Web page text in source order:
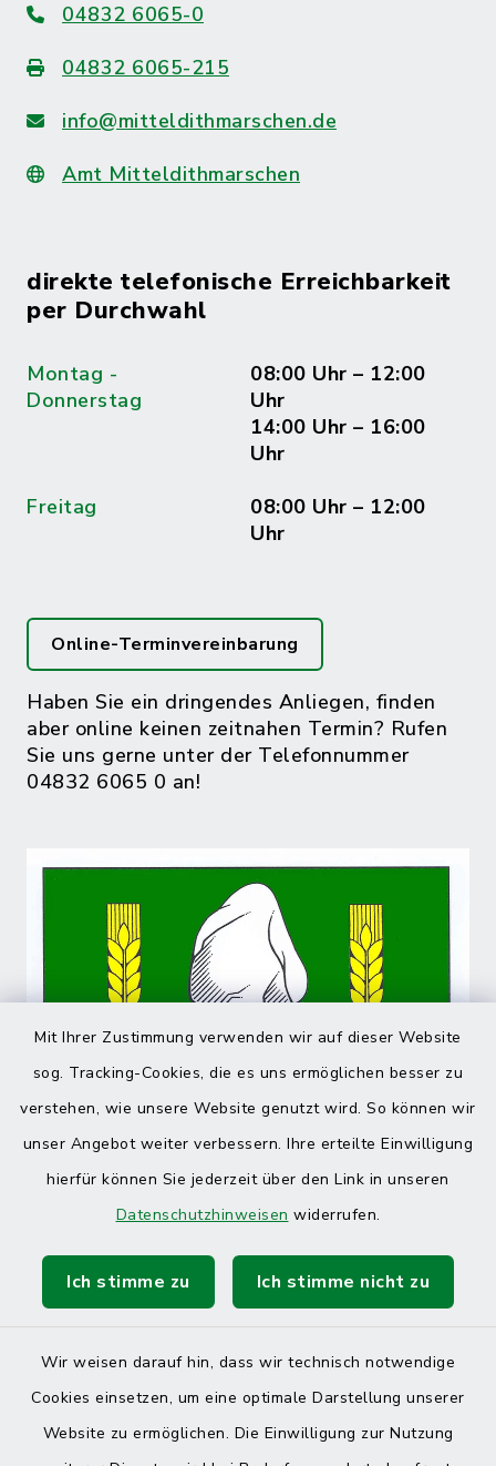
Mit Ihrer Zustimmung verwenden wir auf dieser Website
sog. Tracking-Cookies, die es uns ermöglichen besser zu
verstehen, wie unsere Website genutzt wird. So können wir
unser Angebot weiter verbessern. Ihre erteilte Einwilligung
hierfür können Sie jederzeit über den Link in unseren
Datenschutzhinweisen widerrufen.
Ich stimme zu Ich stimme nicht zu
Wir weisen darauf hin, dass wir technisch notwendige
Cookies einsetzen, um eine optimale Darstellung unserer
Website zu ermöglichen. Die Einwilligung zur Nutzung
04832 6065-0
04832 6065-215
info@mitteldithmarschen.de
Amt Mitteldithmarschen
direkte telefonische Erreichbarkeit
per Durchwahl
Montag -
Donnerstag
08:00 Uhr – 12:00
Uhr
14:00 Uhr – 16:00
Uhr
Freitag
08:00 Uhr – 12:00
Uhr
Online-Terminvereinbarung
Haben Sie ein dringendes Anliegen, finden
aber online keinen zeitnahen Termin? Rufen
Sie uns gerne unter der Telefonnummer
04832 6065 0 an!